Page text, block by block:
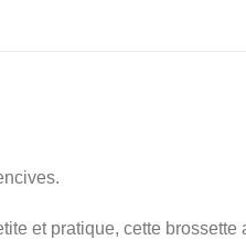
et pratique, cette brossette